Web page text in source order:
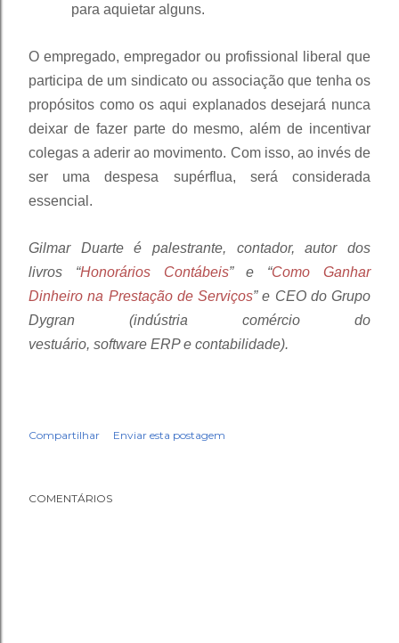
para aquietar alguns.
O empregado, empregador ou profissional liberal que
participa de um sindicato ou associação que tenha os
propósitos como os aqui explanados desejará nunca
deixar de fazer parte do mesmo, além de incentivar
colegas a aderir ao movimento. Com isso, ao invés de
ser uma despesa supérflua, será considerada
essencial.
Gilmar Duarte é palestrante, contador, autor dos
livros “Honorários Contábeis” e “Como Ganhar
Dinheiro na Prestação de Serviços” e CEO do Grupo
Dygran (indústria comércio do
vestuário, software ERP e contabilidade).
Compartilhar Enviar esta postagem
COMENTÁRIOS